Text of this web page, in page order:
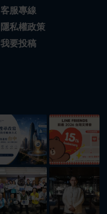
客服專線
隱私權政策
我要投稿